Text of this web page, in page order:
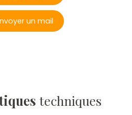
un mail
techniques